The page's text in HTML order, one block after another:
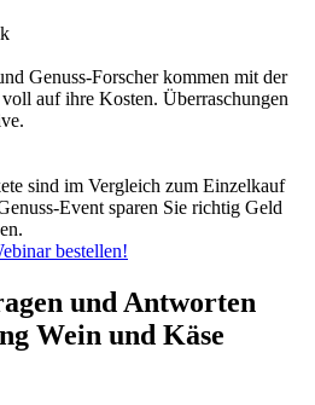
Genuss-Forscher kommen mit der
auf ihre Kosten. Überraschungen
sind im Vergleich zum Einzelkauf
Event sparen Sie richtig Geld
bestellen!
und Antworten
Wein und Käse